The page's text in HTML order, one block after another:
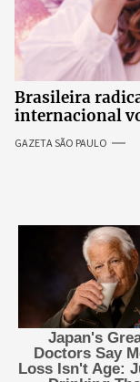
Brasileira
internacional
identidade
GAZETA SÃO PAULO